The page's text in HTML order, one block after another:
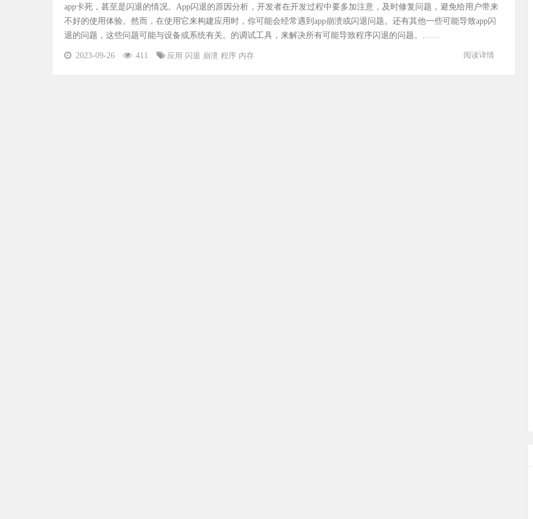
app卡死，甚至是闪退的情况。App闪退的原因分析，开发者在开发过程中要多加注意，及时修复问题，避免给用户带来
不好的使用体验。然而，在使用它来构建应用时，你可能会经常遇到app崩溃或闪退问题。还有其他一些可能导致app闪
退的问题，这些问题可能与设备或系统有关。的调试工具，来解决所有可能导致程序闪退的问题。……
2023-09-26 411 应用 闪退 崩溃 程序 内存 阅读详情